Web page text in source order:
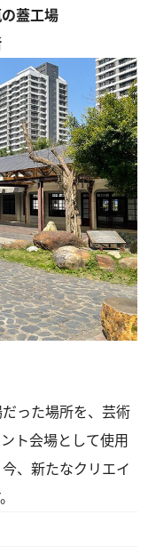
蓋工場
った場所を、芸術
ト会場として使用
、新たなクリエイ